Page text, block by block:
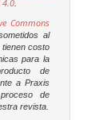
4.0
Commons
al
tienen costo
para la
de
a Praxis
de
revista.